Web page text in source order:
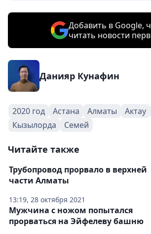
Добавить в Google,
читать новости
Данияр Кунафин
2020 год Астана Алматы Актау
Кызылорда
Семей
Читайте также
13:19, 28 октября 2021
Трубопровод прорвало в верхней
части Алматы
Мужчина с ножом попытался
прорваться на Эйфелеву башню